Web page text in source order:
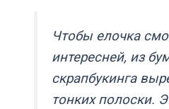
Чтобы елочка
интересней, из
скрапбукинга
тонких полоски.